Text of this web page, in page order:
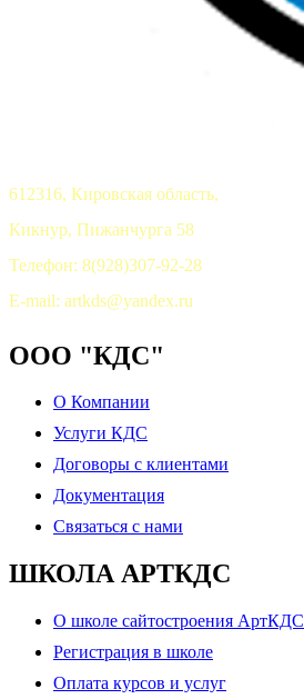
612316, Кировская область,
Кикнур, Пижанчурга 58
Телефон: 8(928)307-92-28
E-mail: artkds@yandex.ru
ООО "КДС"
О Компании
Услуги КДС
Договоры с клиентами
Документация
Связаться с нами
ШКОЛА АРТКДС
О школе сайтостроения АртКДС
Регистрация в школе
Оплата курсов и услуг